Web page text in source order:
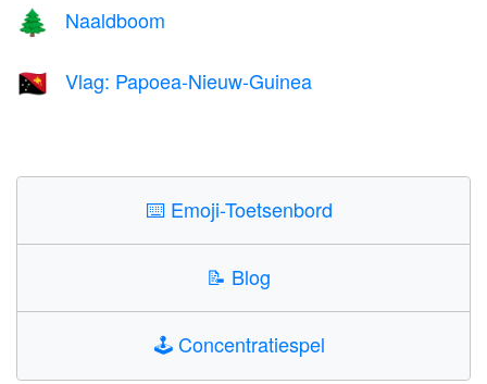
🌲 Naaldboom
🇵🇬 Vlag: Papoea-Nieuw-Guinea
⌨️ Emoji-Toetsenbord
📝 Blog
🕹️Concentratiespel